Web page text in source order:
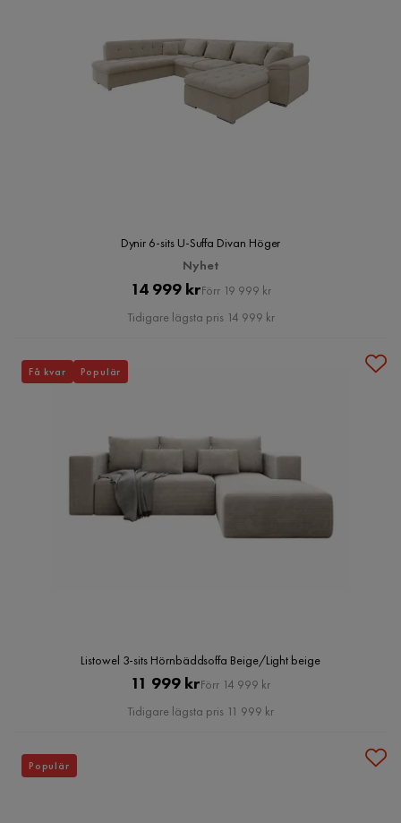
Dynir 6-sits U-Suffa Divan Höger
Nyhet
Pris
14 999 krOriginal
Pris
Förr 19 999 kr
Tidigare lägsta pris 14 999 kr
Listowel 3-sits Hörnbäddsoffa Beige/Light beige
Pris
11 999 krOriginal
Pris
Förr 14 999 kr
Tidigare lägsta pris 11 999 kr
Få kvar Populär
Populär